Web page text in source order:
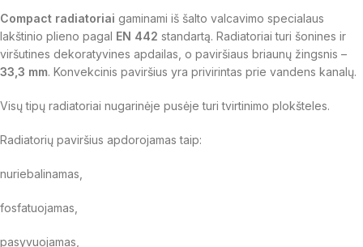
Compact radiatoriai gaminami iš šalto valcavimo specialaus
lakštinio plieno pagal EN 442 standartą. Radiatoriai turi šonines ir
viršutines dekoratyvines apdailas, o paviršiaus briaunų žingsnis –
33,3 mm. Konvekcinis paviršius yra privirintas prie vandens kanalų.
Visų tipų radiatoriai nugarinėje pusėje turi tvirtinimo plokšteles.
Radiatorių paviršius apdorojamas taip:
nuriebalinamas,
fosfatuojamas,
pasyvuojamas,